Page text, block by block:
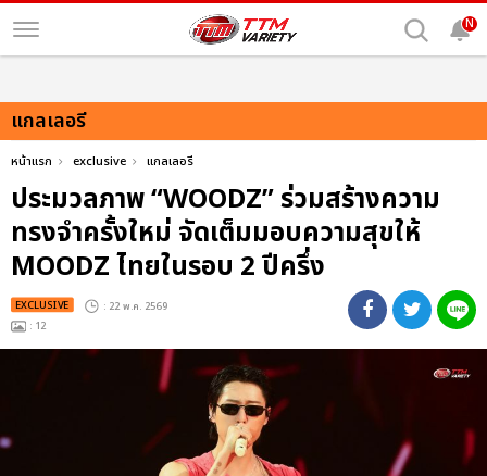
N
แกลเลอรี
หน้าแรก exclusive แกลเลอรี
ประมวลภาพ “WOODZ” ร่วมสร้างความ
ทรงจำครั้งใหม่ จัดเต็มมอบความสุขให้
MOODZ ไทยในรอบ 2 ปีครึ่ง
EXCLUSIVE : 22 พ.ค. 2569
: 12